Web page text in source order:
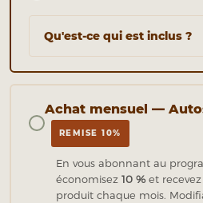
Qu'est-ce qui est inclus ?
Achat mensuel —
REMISE 10%
En vous abonnant au
économisez 10 %et
produit chaque mois.